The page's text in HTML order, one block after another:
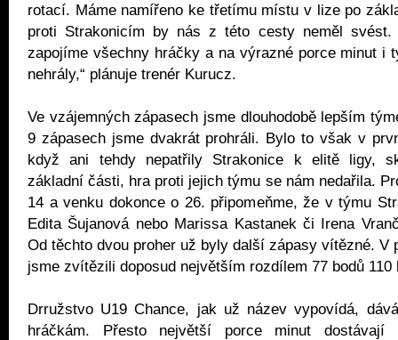
rotací. Máme namířeno ke třetímu místu v lize po
proti Strakonicím by nás z této cesty neměl
zapojíme všechny hráčky a na výrazné porce minut i
nehrály,“ plánuje trenér Kurucz.
Ve vzájemných zápasech jsme dlouhodobě lepším
9 zápasech jsme dvakrát prohráli. Bylo to však v
když ani tehdy nepatřily Strakonice k elitě ligy,
základní části, hra proti jejich týmu se nám nedařila.
14 a venku dokonce o 26. připomeňme, že v týmu
Edita Šujanová nebo Marissa Kastanek či Irena
Od těchto dvou proher už byly další zápasy vítězné. V
jsme zvítězili doposud největším rozdílem 77 bodů 110
Drružstvo U19 Chance, jak už název vypovídá,
hráčkám. Přesto největší porce minut